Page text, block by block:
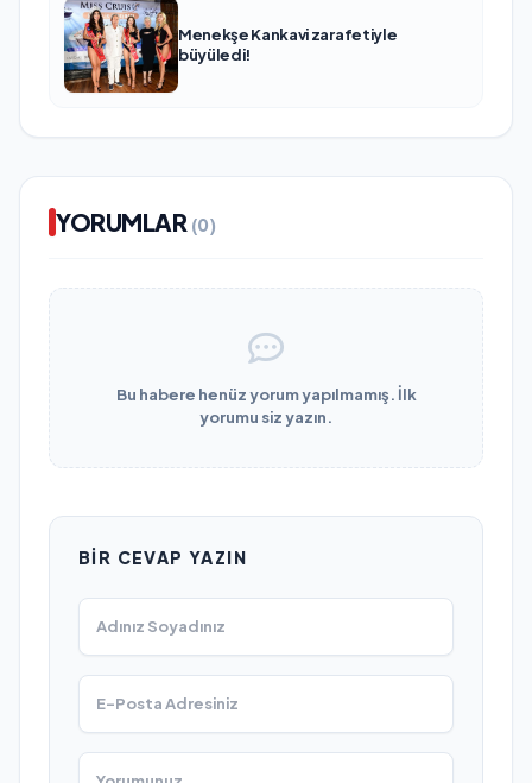
Menekşe Kankavi zarafetiyle
büyüledi!
YORUMLAR (0)
Bu habere henüz yorum yapılmamış. İlk
yorumu siz yazın.
BIR CEVAP YAZIN